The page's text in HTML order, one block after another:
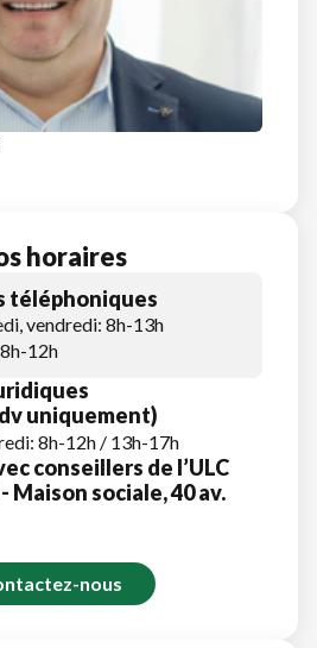
horaires
téléphoniques
vendredi: 8h-13h
12h
uniquement)
8h-12h / 13h-17h
conseillers de l’ULC
Maison sociale, 40 av.
nous